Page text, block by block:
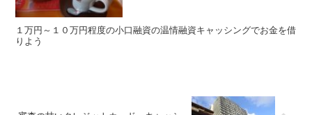
１万円～１０万円程度の小口融資の温情融資キャッシングでお金を借
りよう